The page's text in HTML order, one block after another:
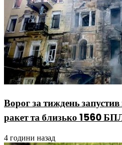
Ворог за тиждень
ракет та близько 1560
4 години назад